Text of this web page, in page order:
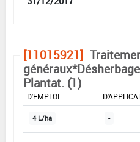
[11015921]
Plantat. (1)
DOSE MAX
D'EMPLOI
4 L/ha -